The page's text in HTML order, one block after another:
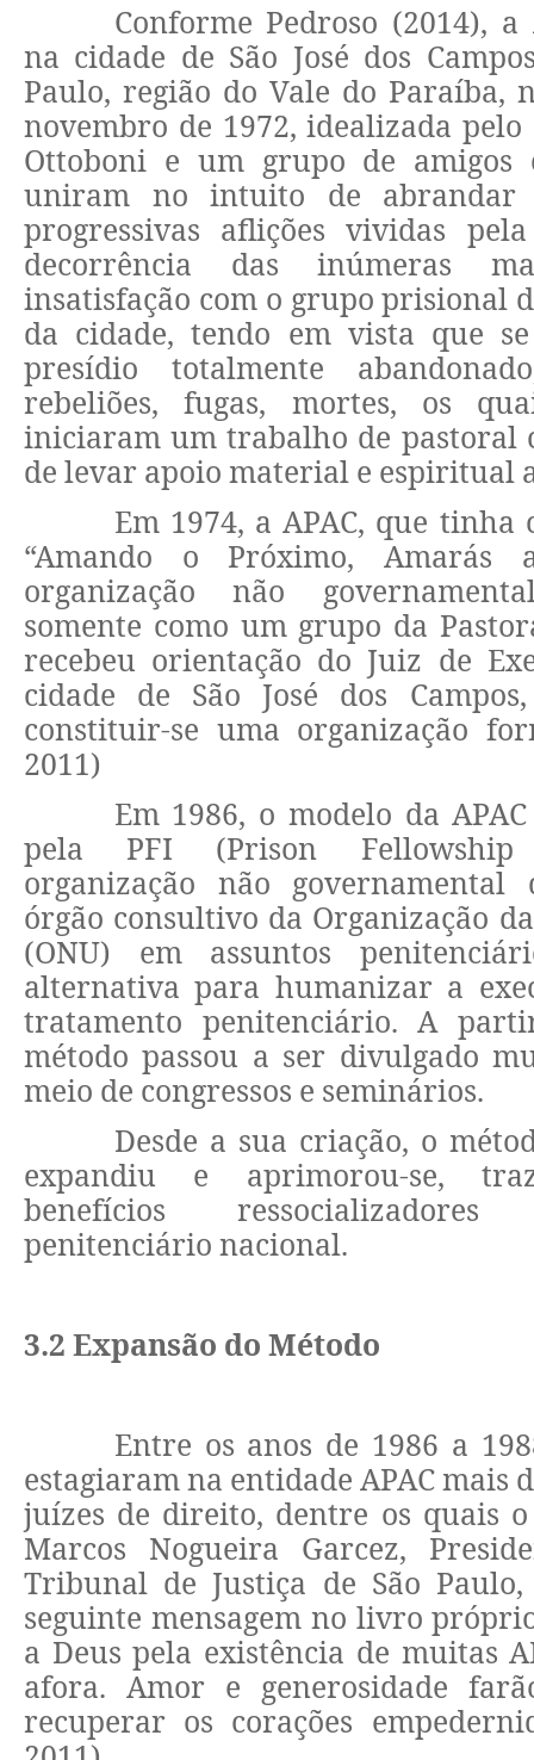
Conforme Pedroso (2014),
na cidade de São José dos
Paulo, região do Vale do Paraíba,
novembro de 1972, idealizada
Ottoboni e um grupo de amigos
uniram no intuito de abrandar
progressivas aflições vividas
decorrência das inúmeras
insatisfação com o grupo prisional
da cidade, tendo em vista que
presídio totalmente
rebeliões, fugas, mortes, os
iniciaram um trabalho de pastoral
de levar apoio material e espiritual
Em 1974, a APAC, que tinha
“Amando o Próximo, Amarás
organização não
somente como um grupo da
recebeu orientação do Juiz de
cidade de São José dos
constituir-se uma organização
2011)
Em 1986, o modelo da
pela PFI (Prison Fellowship
organização não
órgão consultivo da Organização
(ONU) em assuntos
alternativa para humanizar a
tratamento penitenciário. A
método passou a ser divulgado
meio de congressos e seminários.
Desde a sua criação, o
expandiu e aprimorou-se,
benefícios
penitenciário nacional.
3.2 Expansão do Método
Entre os anos de 1986 a
estagiaram na entidade APAC mais
juízes de direito, dentre os quais o
Marcos Nogueira Garcez,
Tribunal de Justiça de São
seguinte mensagem no livro próprio
a Deus pela existência de muitas
afora. Amor e generosidade
recuperar os corações